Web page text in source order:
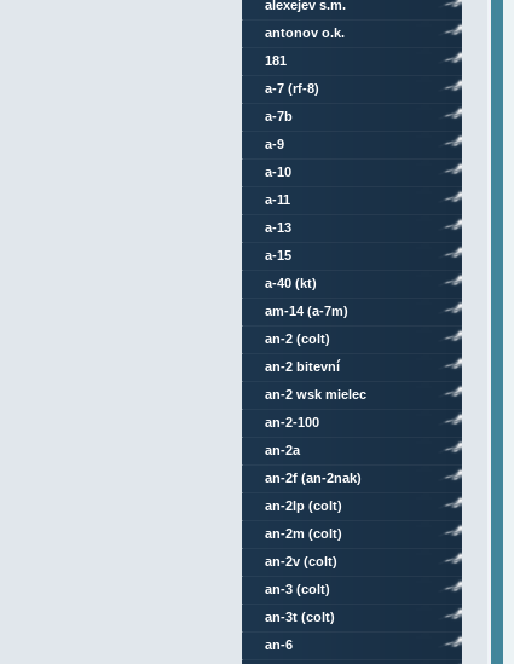
alexejev s.m.
antonov o.k.
181
a-7 (rf-8)
a-7b
a-9
a-10
a-11
a-13
a-15
a-40 (kt)
am-14 (a-7m)
an-2 (colt)
an-2 bitevní
an-2 wsk mielec
an-2-100
an-2a
an-2f (an-2nak)
an-2lp (colt)
an-2m (colt)
an-2v (colt)
an-3 (colt)
an-3t (colt)
an-6